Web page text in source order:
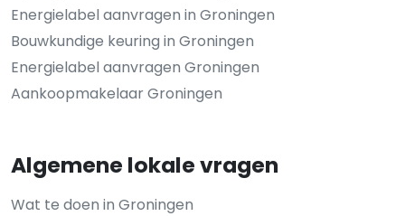
Energielabel aanvragen in Groningen
Bouwkundige keuring in Groningen
Energielabel aanvragen Groningen
Aankoopmakelaar Groningen
Algemene lokale vragen
Wat te doen in Groningen